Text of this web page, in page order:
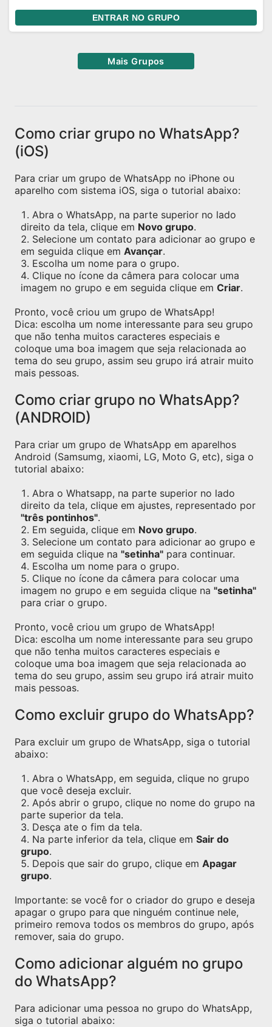
ENTRAR NO GRUPO
Mais Grupos
Como criar grupo no WhatsApp?
(iOS)
Para criar um grupo de WhatsApp no iPhone ou
aparelho com sistema iOS, siga o tutorial abaixo:
Abra o WhatsApp, na parte superior no lado
direito da tela, clique em Novo grupo.
Selecione um contato para adicionar ao grupo e
em seguida clique em Avançar.
Escolha um nome para o grupo.
Clique no ícone da câmera para colocar uma
imagem no grupo e em seguida clique em Criar.
Pronto, você criou um grupo de WhatsApp!
Dica: escolha um nome interessante para seu grupo
que não tenha muitos caracteres especiais e
coloque uma boa imagem que seja relacionada ao
tema do seu grupo, assim seu grupo irá atrair muito
mais pessoas.
Como criar grupo no WhatsApp?
(ANDROID)
Para criar um grupo de WhatsApp em aparelhos
Android (Samsumg, xiaomi, LG, Moto G, etc), siga o
tutorial abaixo:
Abra o Whatsapp, na parte superior no lado
direito da tela, clique em ajustes, representado por
"três pontinhos".
Em seguida, clique em Novo grupo.
Selecione um contato para adicionar ao grupo e
em seguida clique na "setinha" para continuar.
Escolha um nome para o grupo.
Clique no ícone da câmera para colocar uma
imagem no grupo e em seguida clique na "setinha"
para criar o grupo.
Pronto, você criou um grupo de WhatsApp!
Dica: escolha um nome interessante para seu grupo
que não tenha muitos caracteres especiais e
coloque uma boa imagem que seja relacionada ao
tema do seu grupo, assim seu grupo irá atrair muito
mais pessoas.
Como excluir grupo do WhatsApp?
Para excluir um grupo de WhatsApp, siga o tutorial
abaixo:
Abra o WhatsApp, em seguida, clique no grupo
que você deseja excluir.
Após abrir o grupo, clique no nome do grupo na
parte superior da tela.
Desça ate o fim da tela.
Na parte inferior da tela, clique em Sair do
grupo.
Depois que sair do grupo, clique em Apagar
grupo.
Importante: se você for o criador do grupo e deseja
apagar o grupo para que ninguém continue nele,
primeiro remova todos os membros do grupo, após
remover, saia do grupo.
Como adicionar alguém no grupo
do WhatsApp?
Para adicionar uma pessoa no grupo do WhatsApp,
siga o tutorial abaixo: